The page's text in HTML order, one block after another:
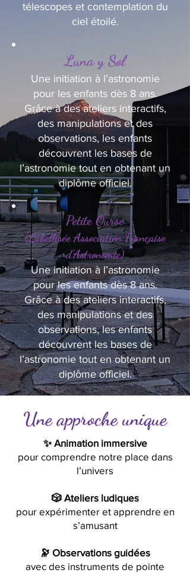
télescopes et contemplation du
ciel étoilé.
Luna y Sol
Une initiation à l’astronomie
pour les enfants dès 8 ans.
Grâce à des ateliers interactifs,
des manipulations et des
observations, les enfants
découvrent les bases de
l’astronomie tout en obtenant un
diplôme officiel.
Petite Ourse
(Labellisée Association Française
d’Astronomie)
Une initiation à l’astronomie
pour les enfants dès 8 ans.
Grâce à des ateliers interactifs,
des manipulations et des
observations, les enfants
découvrent les bases de
l’astronomie tout en obtenant un
diplôme officiel.
Une approche unique
✨ Animation immersive
pour comprendre notre place dans
l’univers
🎲 Ateliers ludiques
pour expérimenter et apprendre en
s’amusant
🔭 Observations guidées
avec des instruments de pointe